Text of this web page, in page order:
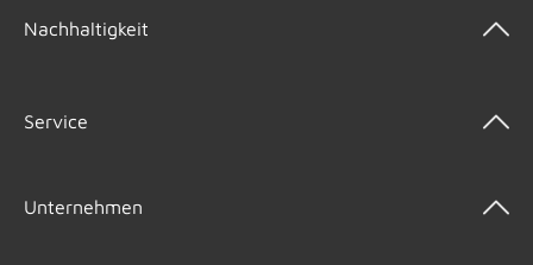
Nachhaltigkeit
Service
Unternehmen